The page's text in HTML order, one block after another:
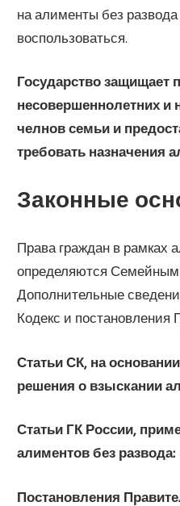
на алименты без
воспользоваться.
Государство защищает
несовершеннолетних и
челнов семьи и
требовать назначения
Законные
Права граждан в рамках
определяются
Дополнительные
Кодекс и постановления
Статьи СК, на
решения о взыскании
Статьи ГК России,
алиментов без развода:
Постановления